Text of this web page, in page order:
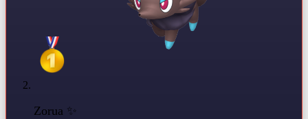
Zorua ✨